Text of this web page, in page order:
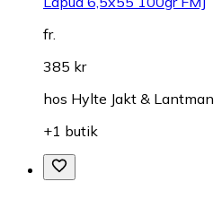
fr.
385 kr
hos Hylte Jakt & Lantman
+1 butik